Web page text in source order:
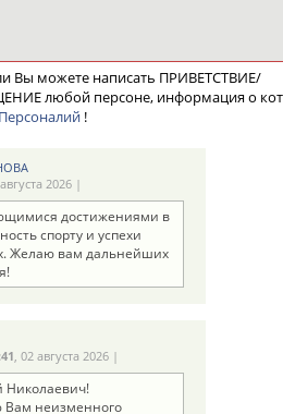
Вы можете написать ПРИВЕТСТВИЕ/
любой персоне, информация о
!
2026 |
достижениями в
спорту и успехи
Желаю вам дальнейших
, 02 августа 2026 |
неизменного